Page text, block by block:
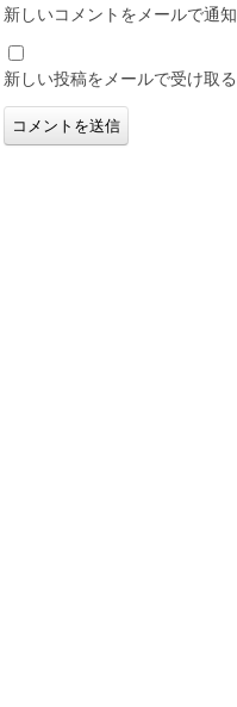
新しいコメントをメールで通知
新しい投稿をメールで受け取る